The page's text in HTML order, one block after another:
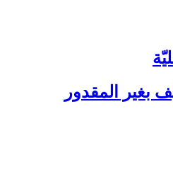
بغير المقدور